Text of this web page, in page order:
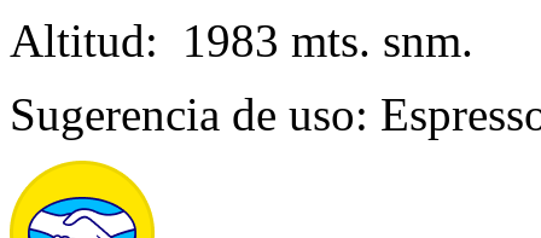
Altitud: 1983 mts. snm.
Sugerencia de uso: